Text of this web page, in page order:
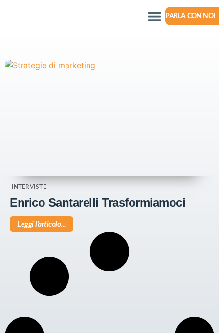
PARLA CON NOI
INTERVISTE
Enrico Santarelli Trasformiamoci
Leggi l'articolo...